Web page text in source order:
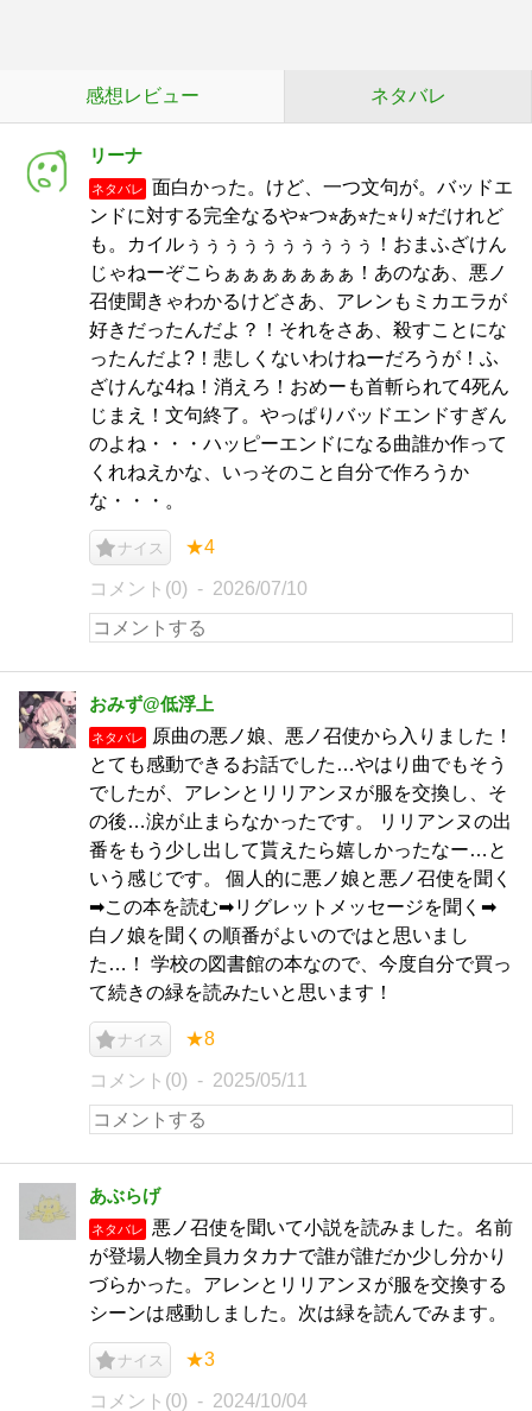
感想レビュー ネタバレ
リーナ
ネタバレ
面白かった。けど、一つ文句が。バッドエ
ンドに対する完全なるや⭐︎つ⭐︎あ⭐︎た⭐︎り⭐︎だけれど
も。カイルぅぅぅぅぅぅぅぅぅぅ！おまふざけん
じゃねーぞこらぁぁぁぁぁぁぁ！あのなあ、悪ノ
召使聞きゃわかるけどさあ、アレンもミカエラが
好きだったんだよ？！それをさあ、殺すことにな
ったんだよ?！悲しくないわけねーだろうが！ふ
ざけんな4ね！消えろ！おめーも首斬られて4死ん
じまえ！文句終了。やっぱりバッドエンドすぎん
のよね・・・ハッピーエンドになる曲誰か作って
くれねえかな、いっそのこと自分で作ろうか
な・・・。
ナイス ★4
コメント(0) 2026/07/10
おみず@低浮上
ネタバレ
原曲の悪ノ娘、悪ノ召使から入りました！
とても感動できるお話でした…やはり曲でもそう
でしたが、アレンとリリアンヌが服を交換し、そ
の後…涙が止まらなかったです。 リリアンヌの出
番をもう少し出して貰えたら嬉しかったなー…と
いう感じです。 個人的に悪ノ娘と悪ノ召使を聞く
➡この本を読む➡リグレットメッセージを聞く➡
白ノ娘を聞くの順番がよいのではと思いまし
た…！ 学校の図書館の本なので、今度自分で買っ
て続きの緑を読みたいと思います！
ナイス ★8
コメント(0) 2025/05/11
あぶらげ
ネタバレ
悪ノ召使を聞いて小説を読みました。名前
が登場人物全員カタカナで誰が誰だか少し分かり
づらかった。アレンとリリアンヌが服を交換する
シーンは感動しました。次は緑を読んでみます。
ナイス ★3
コメント(0) 2024/10/04